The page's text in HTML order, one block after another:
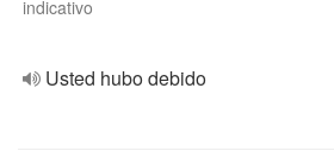
indicativo
Usted hubo debido